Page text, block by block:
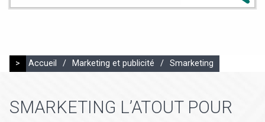
> Accueil / Marketing et publicité / Smarketing
SMARKETING L’ATOUT POUR